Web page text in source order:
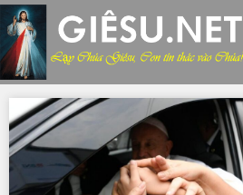
Skip
to
content